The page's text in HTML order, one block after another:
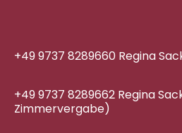
+49 9737 8289660 Regina
+49 9737 8289662 Regina
Zimmervergabe)